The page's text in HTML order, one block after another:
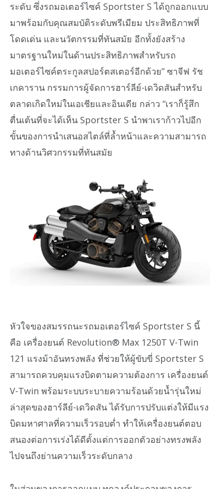
ระดับ ซึ่งรถมอเตอร์ไซค์ Sportster S ได้ถูกออกแบบ
มาพร้อมกับคุณสมบัติระดับพรีเมียม ประสิทธิภาพที่
โดดเด่น และนวัตกรรมที่ทันสมัย อีกทั้งยังสร้าง
มาตรฐานใหม่ในด้านประสิทธิภาพสำหรับรถ
มอเตอร์ไซค์ตระกูลสปอร์ตสเตอร์อีกด้วย” ซาจีฟ รัช
เกคาราน กรรมการผู้จัดการฮาร์ลีย์-เดวิดสันสำหรับ
ตลาดเกิดใหม่ในเอเชียและอินเดีย กล่าว “เราก็รู้สึก
ตื่นเต้นที่จะได้เห็น Sportster S นำพาเราก้าวไปอีก
ขั้นของการนำเสนอสไตล์ที่ล้ำหน้าและความสามารถ
ทางด้านวิศวกรรมที่ทันสมัย
หัวใจของสมรรถนะรถมอเตอร์ไซค์ Sportster S นี้
คือ เครื่องยนต์ Revolution® Max 1250T V-Twin
121 แรงม้าอันทรงพลัง ที่ช่วยให้ผู้ขับขี่ Sportster S
สามารถควบคุมแรงบิดตามความต้องการ เครื่องยนต์
V-Twin พร้อมระบบระบายความร้อนด้วยน้ำรุ่นใหม่
ล่าสุดของฮาร์ลีย์-เดวิดสัน ได้รับการปรับแต่งให้มีแรง
บิดมหาศาลที่ความเร็วรอบต่ำ ทำให้เครื่องยนต์ตอบ
สนองต่อการเร่งได้ดีตั้งแต่การออกตัวอย่างทรงพลัง
ไปจนถึงย่านความเร็วระดับกลาง